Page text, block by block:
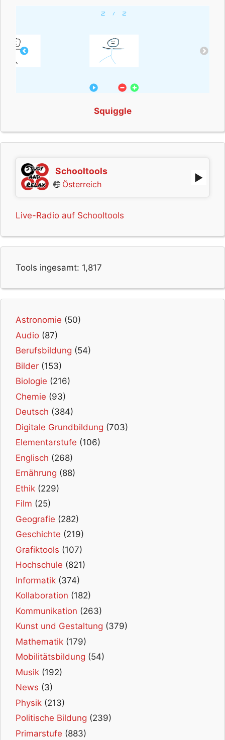
Squiggle
Schooltools
Österreich
Live-Radio auf Schooltools
Tools ingesamt: 1,817
Astronomie (50)
Audio (87)
Berufsbildung (54)
Bilder (153)
Biologie (216)
Chemie (93)
Deutsch (384)
Digitale Grundbildung (703)
Elementarstufe (106)
Englisch (268)
Ernährung (88)
Ethik (229)
Film (25)
Geografie (282)
Geschichte (219)
Grafiktools (107)
Hochschule (821)
Informatik (374)
Kollaboration (182)
Kommunikation (263)
Kunst und Gestaltung (379)
Mathematik (179)
Mobilitätsbildung (54)
Musik (192)
News (3)
Physik (213)
Politische Bildung (239)
Primarstufe (883)